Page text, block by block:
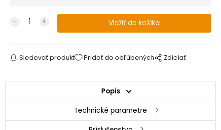
Sledovať produkt Pridať do obľúbených Zdielať
Popis
Technické parametre